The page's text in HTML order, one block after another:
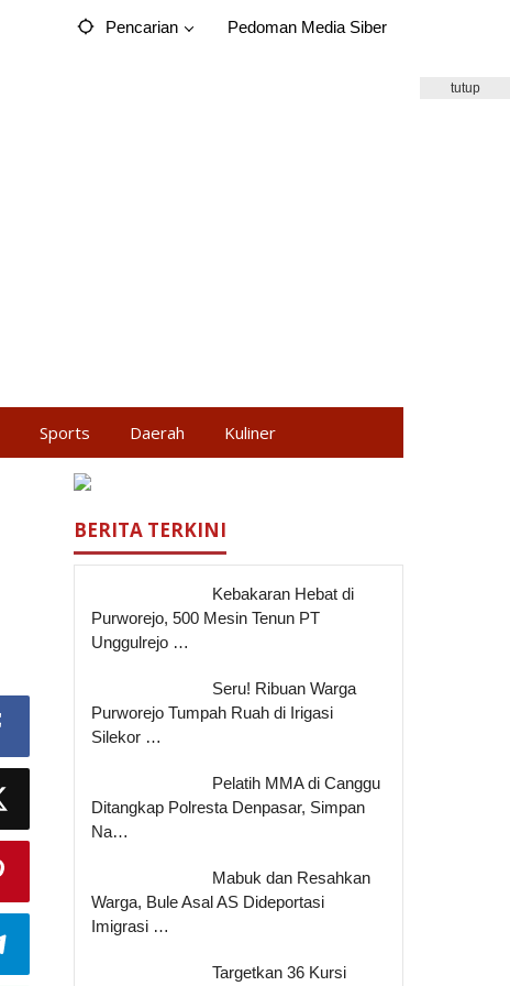
Pencarian Pedoman Media Siber
Sports Daerah Kuliner
tutup
BERITA TERKINI
Kebakaran Hebat di
Purworejo, 500 Mesin Tenun PT
Unggulrejo …
Seru! Ribuan Warga
Purworejo Tumpah Ruah di Irigasi
Silekor …
Pelatih MMA di Canggu
Ditangkap Polresta Denpasar, Simpan
Na…
Mabuk dan Resahkan
Warga, Bule Asal AS Dideportasi
Imigrasi …
Targetkan 36 Kursi